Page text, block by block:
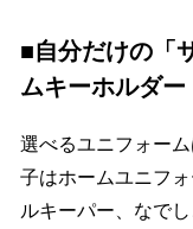
■自分だけの「
ムキーホルダー
選べるユニフォー
子はホームユニフ
ルキーパー、なで